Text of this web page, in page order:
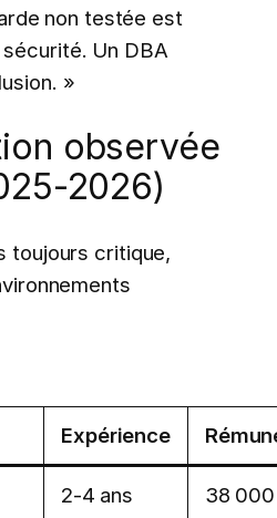
non testée est
sécurité. Un DBA
»
observée
2026)
toujours critique,
Expérience
2-4 ans 38